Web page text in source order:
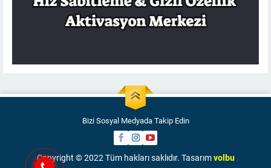
Bizi Sosyal Medyada Takip Edin
Copyright © 2022 Tüm hakları saklıdır. Tasarımvolbu